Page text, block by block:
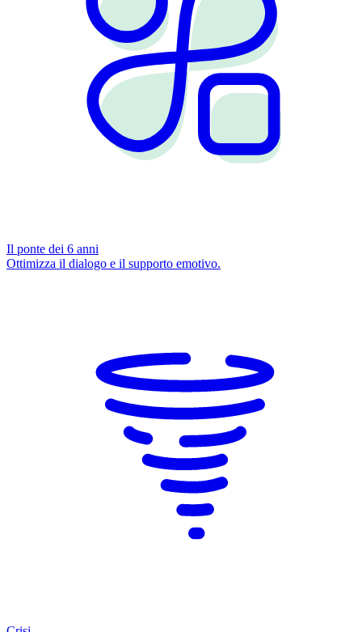
Il ponte dei 6 anni
Ottimizza il dialogo e il supporto emotivo.